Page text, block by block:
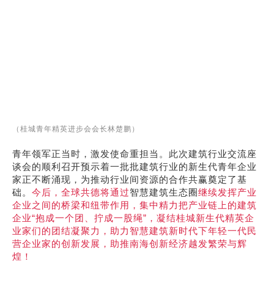
（桂城青年精英进步会会长林楚鹏）
青年领军正当时，激发使命重担当。此次建筑行业交流座
谈会的顺利召开预示着一批批建筑行业的新生代青年企业
家正不断涌现，为推动行业间资源的合作共赢奠定了基
础。 今后，全球共德将通过智慧建筑生态圈继续发挥产业
企业之间的桥梁和纽带作用，集中精力把产业链上的建筑
企业“抱成一个团、拧成一股绳”，凝结桂城新生代精英企
业家们的团结凝聚力，助力智慧建筑新时代下年轻一代民
营企业家的创新发展，助推南海创新经济越发繁荣与辉
煌！